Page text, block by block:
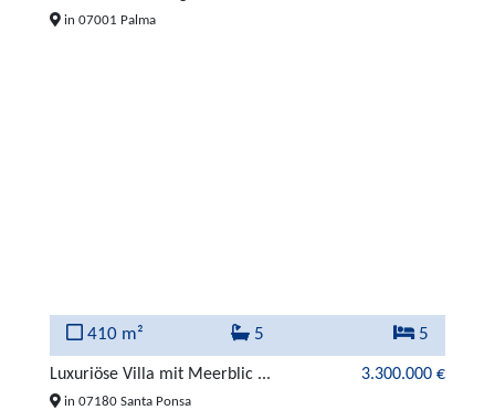
in 07001 Palma
410 m² 5 5
Luxuriöse Villa mit Meerblic ... 3.300.000 €
in 07180 Santa Ponsa